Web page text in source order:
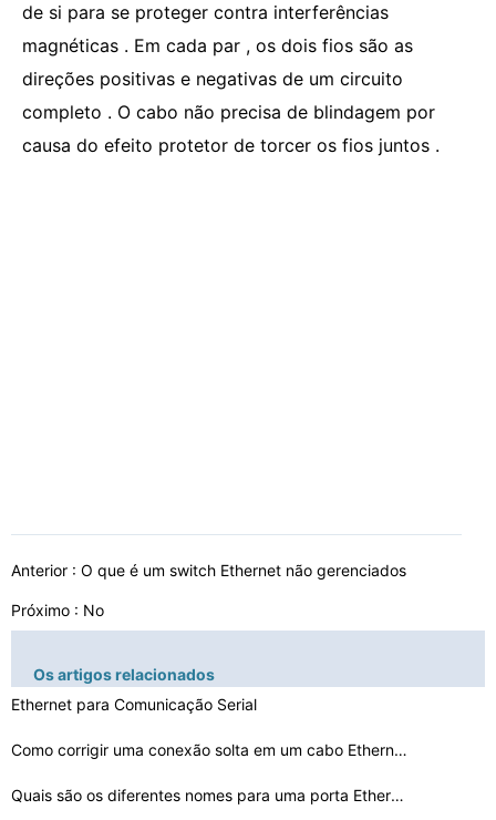
de si para se proteger contra interferências
magnéticas . Em cada par , os dois fios são as
direções positivas e negativas de um circuito
completo . O cabo não precisa de blindagem por
causa do efeito protetor de torcer os fios juntos .
Anterior : O que é um switch Ethernet não gerenciados
Próximo : No
Os artigos relacionados
Ethernet para Comunicação Serial
Como corrigir uma conexão solta em um cabo Ethernet
Quais são os diferentes nomes para uma porta Ethernet